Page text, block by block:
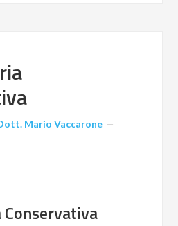
Mario Vaccarone